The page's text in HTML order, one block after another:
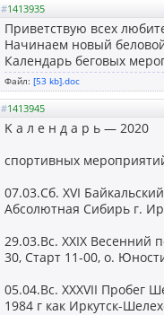
#1413935
Приветствую всех
Начинаем новый
Календарь беговых
Файл: [53 kb].doc
#1413945
K а л е н д а р ь — 2020
спортивных
07.03.Сб. XVI
Абсолютная Сибирь г.
29.03.Вс. XXIX Весенний
30, Старт 11-00, о.
05.04.Вс. XXXVII Пробег
1984 г как Иркутск-